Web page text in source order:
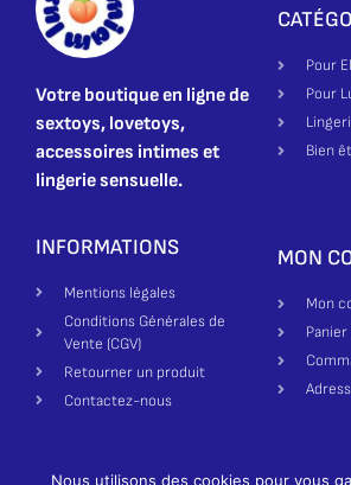
Votre boutique en ligne de
sextoys, lovetoys,
accessoires intimes et
lingerie sensuelle.
Pour
Pour
Bien
INFORMATIONS
Mentions légales
Conditions Générales de
Vente (CGV)
Retourner un produit
Contactez-nous
MON
Mon
Panier
Nous utilisons des cookies pour vous